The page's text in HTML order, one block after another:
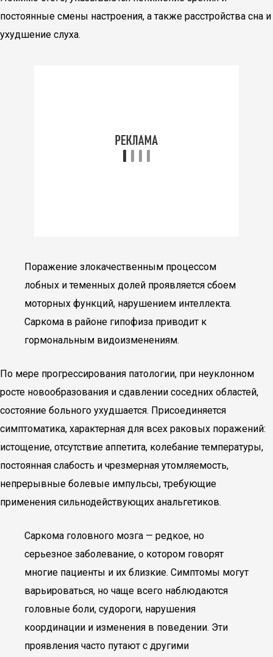
постоянные смены настроения, а также расстройства сна и
ухудшение слуха.
Поражение злокачественным процессом
лобных и теменных долей проявляется сбоем
моторных функций, нарушением интеллекта.
Саркома в районе гипофиза приводит к
гормональным видоизменениям.
По мере прогрессирования патологии, при неуклонном
росте новообразования и сдавлении соседних областей,
состояние больного ухудшается. Присоединяется
симптоматика, характерная для всех раковых поражений:
истощение, отсутствие аппетита, колебание температуры,
постоянная слабость и чрезмерная утомляемость,
непрерывные болевые импульсы, требующие
применения сильнодействующих анальгетиков.
Саркома головного мозга — редкое, но
серьезное заболевание, о котором говорят
многие пациенты и их близкие. Симптомы могут
варьироваться, но чаще всего наблюдаются
головные боли, судороги, нарушения
координации и изменения в поведении. Эти
проявления часто путают с другими